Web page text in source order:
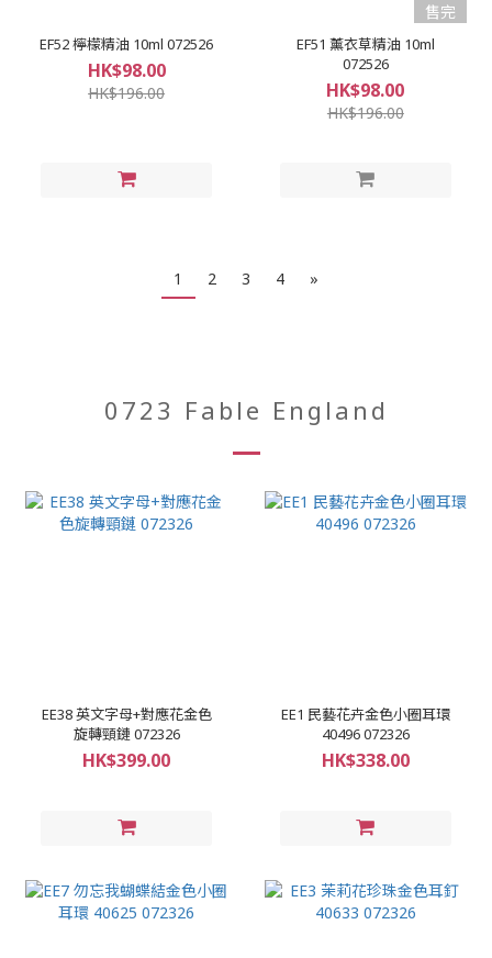
EF52 檸檬精油 10ml 072526
HK$98.00
HK$196.00
售完
EF51 薰衣草精油 10ml
072526
HK$98.00
HK$196.00
1 2 3 4 »
0723 Fable England
EE38 英文字母+對應花金色
旋轉頸鏈 072326
HK$399.00
EE1 民藝花卉金色小圈耳環
40496 072326
HK$338.00